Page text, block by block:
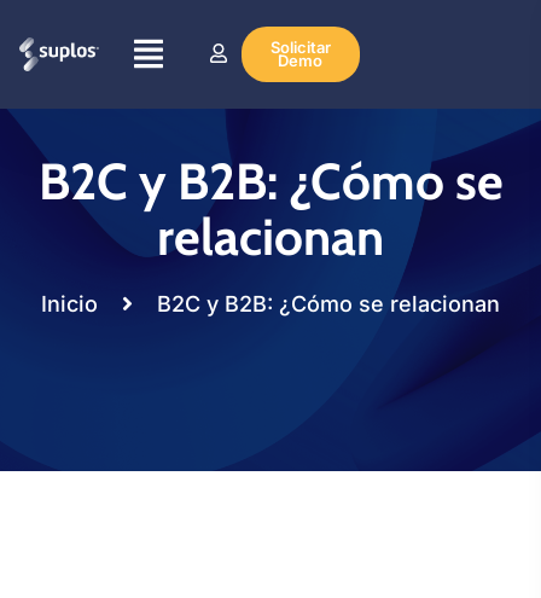
Solicitar
Demo
B2C y B2B: ¿Cómo se
relacionan
Inicio B2C y B2B: ¿Cómo se relacionan